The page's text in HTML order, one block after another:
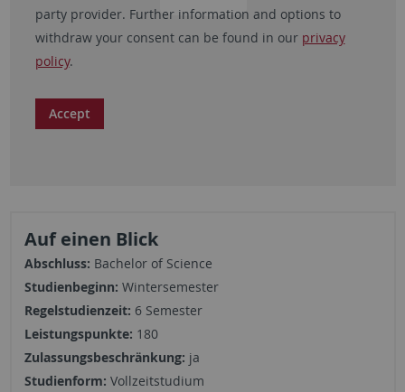
party provider. Further information and options to
withdraw your consent can be found in our privacy
policy.
Accept
Auf einen Blick
Abschluss: Bachelor of Science
Studienbeginn: Wintersemester
Regelstudienzeit: 6 Semester
Leistungspunkte: 180
Zulassungsbeschränkung: ja
Studienform: Vollzeitstudium